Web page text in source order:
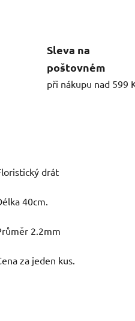
Sleva na
poštovném
při nákupu nad 599
drát
40cm.
2.2mm
za jeden kus.